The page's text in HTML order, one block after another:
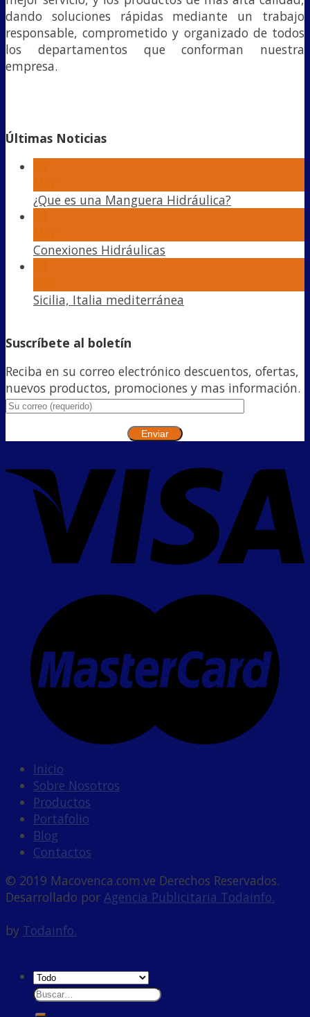
dando soluciones rápidas mediante un trabajo
responsable, comprometido y organizado de todos
los departamentos que conforman nuestra
empresa.
Últimas Noticias
¿Que es una Manguera Hidráulica?
Conexiones Hidráulicas
Sicilia, Italia mediterránea
Suscríbete al boletín
Reciba en su correo electrónico descuentos, ofertas,
nuevos productos, promociones y mas información.
Inicio
Sobre Nosotros
Productos
Portafolio
Blog
Contactos
© 2019 Macovenca.com.ve Derechos Reservados.
Desarrollado por Agencia Publicitaria Todainfo.
by Todainfo.